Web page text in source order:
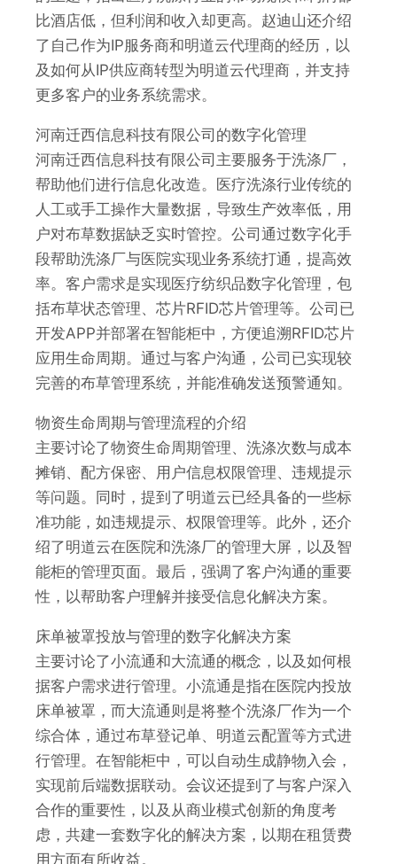
比酒店低，但利润和收入却更高。赵迪山还介绍
了自己作为IP服务商和明道云代理商的经历，以
及如何从IP供应商转型为明道云代理商，并支持
更多客户的业务系统需求。
河南迁西信息科技有限公司的数字化管理
河南迁西信息科技有限公司主要服务于洗涤厂，
帮助他们进行信息化改造。医疗洗涤行业传统的
人工或手工操作大量数据，导致生产效率低，用
户对布草数据缺乏实时管控。公司通过数字化手
段帮助洗涤厂与医院实现业务系统打通，提高效
率。客户需求是实现医疗纺织品数字化管理，包
括布草状态管理、芯片RFID芯片管理等。公司已
开发APP并部署在智能柜中，方便追溯RFID芯片
应用生命周期。通过与客户沟通，公司已实现较
完善的布草管理系统，并能准确发送预警通知。
物资生命周期与管理流程的介绍
主要讨论了物资生命周期管理、洗涤次数与成本
摊销、配方保密、用户信息权限管理、违规提示
等问题。同时，提到了明道云已经具备的一些标
准功能，如违规提示、权限管理等。此外，还介
绍了明道云在医院和洗涤厂的管理大屏，以及智
能柜的管理页面。最后，强调了客户沟通的重要
性，以帮助客户理解并接受信息化解决方案。
床单被罩投放与管理的数字化解决方案
主要讨论了小流通和大流通的概念，以及如何根
据客户需求进行管理。小流通是指在医院内投放
床单被罩，而大流通则是将整个洗涤厂作为一个
综合体，通过布草登记单、明道云配置等方式进
行管理。在智能柜中，可以自动生成静物入会，
实现前后端数据联动。会议还提到了与客户深入
合作的重要性，以及从商业模式创新的角度考
虑，共建一套数字化的解决方案，以期在租赁费
用方面有所收益。